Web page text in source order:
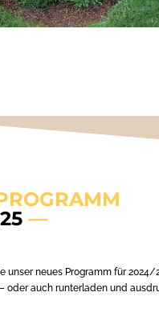
—
unser neues Programm für 2024/
oder auch runterladen und